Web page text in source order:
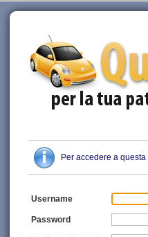
Per accedere a
Username
Password